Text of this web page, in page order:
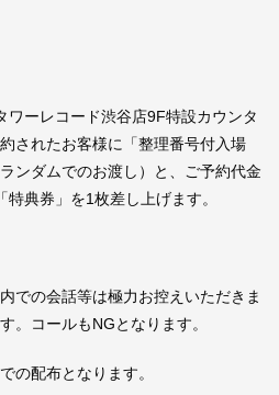
ワーレコード渋谷店9F特設カウンタ
されたお客様に「整理番号付入場
ンダムでのお渡し）と、ご予約代金
典券」を1枚差し上げます。
での会話等は極力お控えいただきま
。コールもNGとなります。
の配布となります。